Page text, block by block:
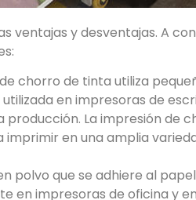
ventajas y desventajas. A
chorro de tinta utiliza
en impresoras de
La impresión de
en una amplia
polvo que se adhiere al
en impresoras de oficina y